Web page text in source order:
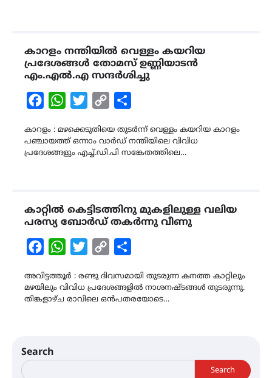
കാറളം നന്തിയിൽ വെള്ളം കയറിയ
പ്രദേശങ്ങൾ തോമസ് ഉണ്ണിയാടൻ
എം.എൽ.എ സന്ദർശിച്ചു
FacebookWhatsAppTwitterCopy
കാറളം : മഴക്കെടുതിയെ തുടർന്ന് വെള്ളം കയറിയ കാറളം
പഞ്ചായത്ത് ഒന്നാം വാർഡ് നന്തിയിലെ വിവിധ
പ്രദേശങ്ങളും എച്ച്.ഡി.പി സങ്കേതത്തിലെ…
കാറ്റിൽ കെട്ടിടത്തിനു മുകളിലുള്ള വലിയ
പരസ്യ ബോർഡ് തകർന്നു വീണു
FacebookWhatsAppTwitterCopy
അവിട്ടത്തൂർ : രണ്ടു ദിവസമായി തുടരുന്ന കനത്ത കാറ്റിലും
മഴയിലും വിവിധ പ്രദേശങ്ങളിൽ നാശനഷ്ടങ്ങൾ തുടരുന്നു.
തിങ്കളാഴ്ച രാവിലെ ഒൻപതരയോടെ…
Search
Search